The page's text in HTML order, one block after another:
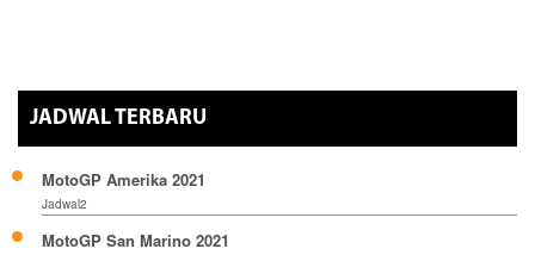
JADWAL TERBARU
MotoGP Amerika 2021
Jadwal2
MotoGP San Marino 2021